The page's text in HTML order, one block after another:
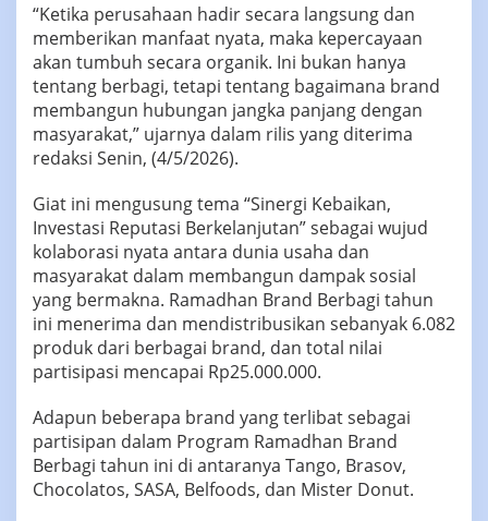
“Ketika perusahaan hadir secara langsung dan
memberikan manfaat nyata, maka kepercayaan
akan tumbuh secara organik. Ini bukan hanya
tentang berbagi, tetapi tentang bagaimana brand
membangun hubungan jangka panjang dengan
masyarakat,” ujarnya dalam rilis yang diterima
redaksi Senin, (4/5/2026).
Giat ini mengusung tema “Sinergi Kebaikan,
Investasi Reputasi Berkelanjutan” sebagai wujud
kolaborasi nyata antara dunia usaha dan
masyarakat dalam membangun dampak sosial
yang bermakna. Ramadhan Brand Berbagi tahun
ini menerima dan mendistribusikan sebanyak 6.082
produk dari berbagai brand, dan total nilai
partisipasi mencapai Rp25.000.000.
Adapun beberapa brand yang terlibat sebagai
partisipan dalam Program Ramadhan Brand
Berbagi tahun ini di antaranya Tango, Brasov,
Chocolatos, SASA, Belfoods, dan Mister Donut.